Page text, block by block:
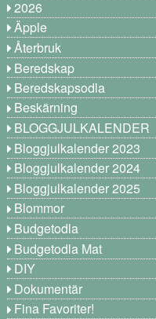
2026
Äpple
Återbruk
Beredskap
Beredskapsodla
Beskärning
BLOGGJULKALENDER
Bloggjulkalender 2023
Bloggjulkalender 2024
Bloggjulkalender 2025
Blommor
Budgetodla
Budgetodla Mat
DIY
Dokumentär
Fina Favoriter!